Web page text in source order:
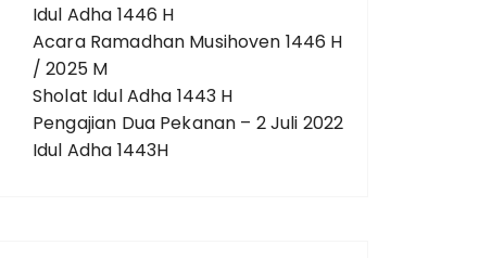
Idul Adha 1446 H
Acara Ramadhan Musihoven 1446 H
/ 2025 M
Sholat Idul Adha 1443 H
Pengajian Dua Pekanan – 2 Juli 2022
Idul Adha 1443H